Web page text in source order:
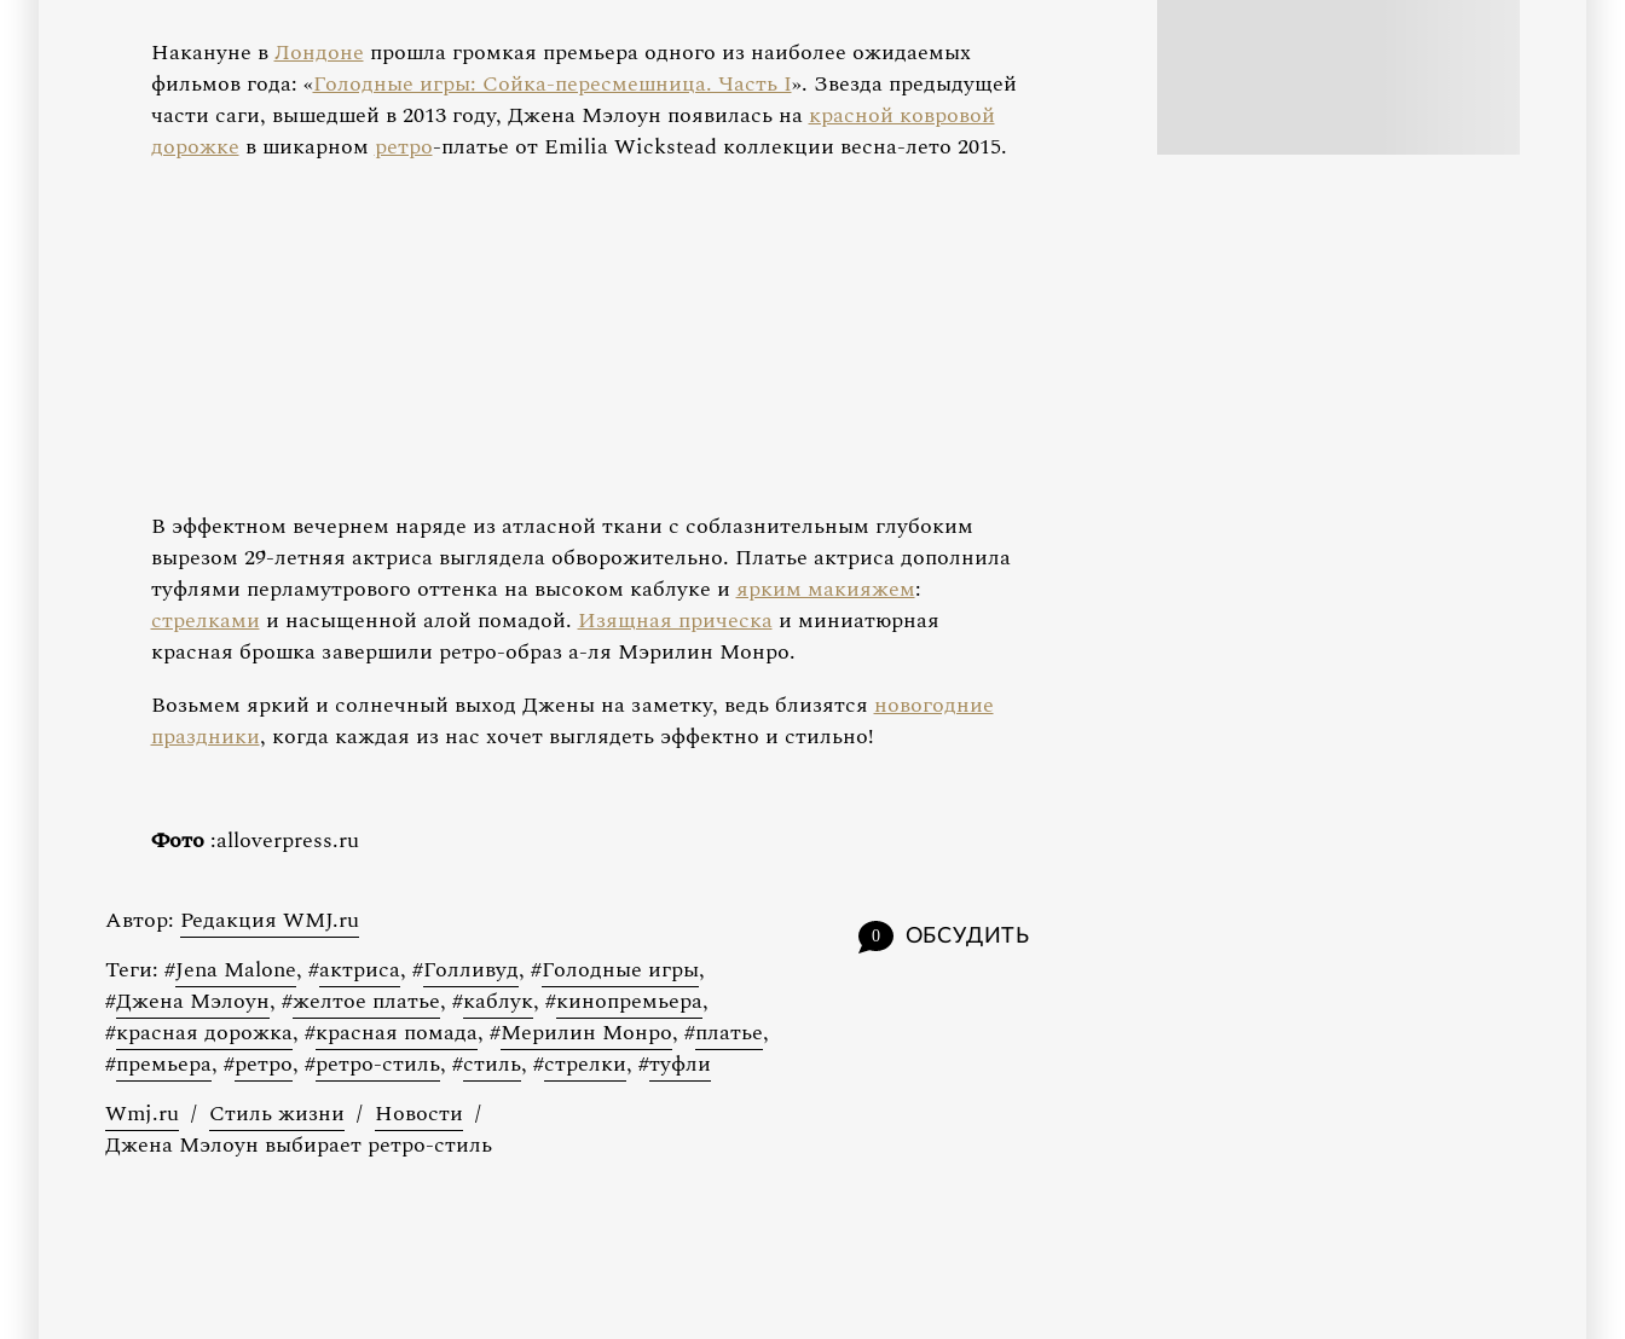
Накануне вЛондонепрошла громкая премьера одного из наиболее ожидаемых
фильмов года: «Голодные игры: Сойка-пересмешница. Часть I». Звезда предыдущей
части саги, вышедшей в 2013 году, Джена Мэлоун появилась накрасной ковровой
дорожкев шикарномретро-платье от Emilia Wickstead коллекции весна-лето 2015.
В эффектном вечернем наряде из атласной ткани с соблазнительным глубоким
вырезом 29-летняя актриса выглядела обворожительно. Платье актриса дополнила
туфлями перламутрового оттенка на высоком каблуке иярким макияжем:
стрелкамии насыщенной алой помадой.Изящная прическаи миниатюрная
красная брошка завершили ретро-образ а-ля Мэрилин Монро.
Возьмем яркий и солнечный выход Джены на заметку, ведь близятсяновогодние
праздники, когда каждая из нас хочет выглядеть эффектно и стильно!
Фото:alloverpress.ru
0 ОБСУДИТЬ
Автор: Редакция WMJ.ru
Теги: #Jena Malone, #актриса, #Голливуд, #Голодные игры,
#Джена Мэлоун, #желтое платье, #каблук, #кинопремьера,
#красная дорожка, #красная помада, #Мерилин Монро, #платье,
#премьера, #ретро, #ретро-стиль, #стиль, #стрелки, #туфли
Wmj.ru / Стиль жизни / Новости /
Джена Мэлоун выбирает ретро-стиль